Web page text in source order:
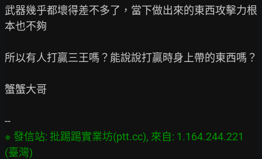
武器幾乎都壞得差不多了，當下做出來的東西攻擊力根
本也不夠
所以有人打贏三王嗎？能說說打贏時身上帶的東西嗎？
蟹蟹大哥
※ 發信站: 批踢踢實業坊(ptt.cc), 來自: 1.164.244.221
(臺灣)